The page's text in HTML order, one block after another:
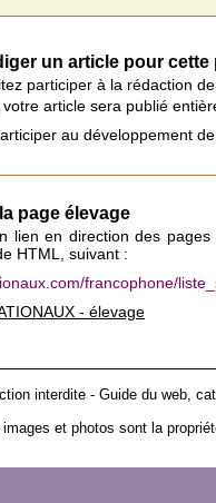
un article pour cette
participer à la rédaction
article sera publié
au développement
page élevage
lien en direction des
HTML, suivant :
francophone/
- élevage
interdite - Guide du web,
images et photos sont la